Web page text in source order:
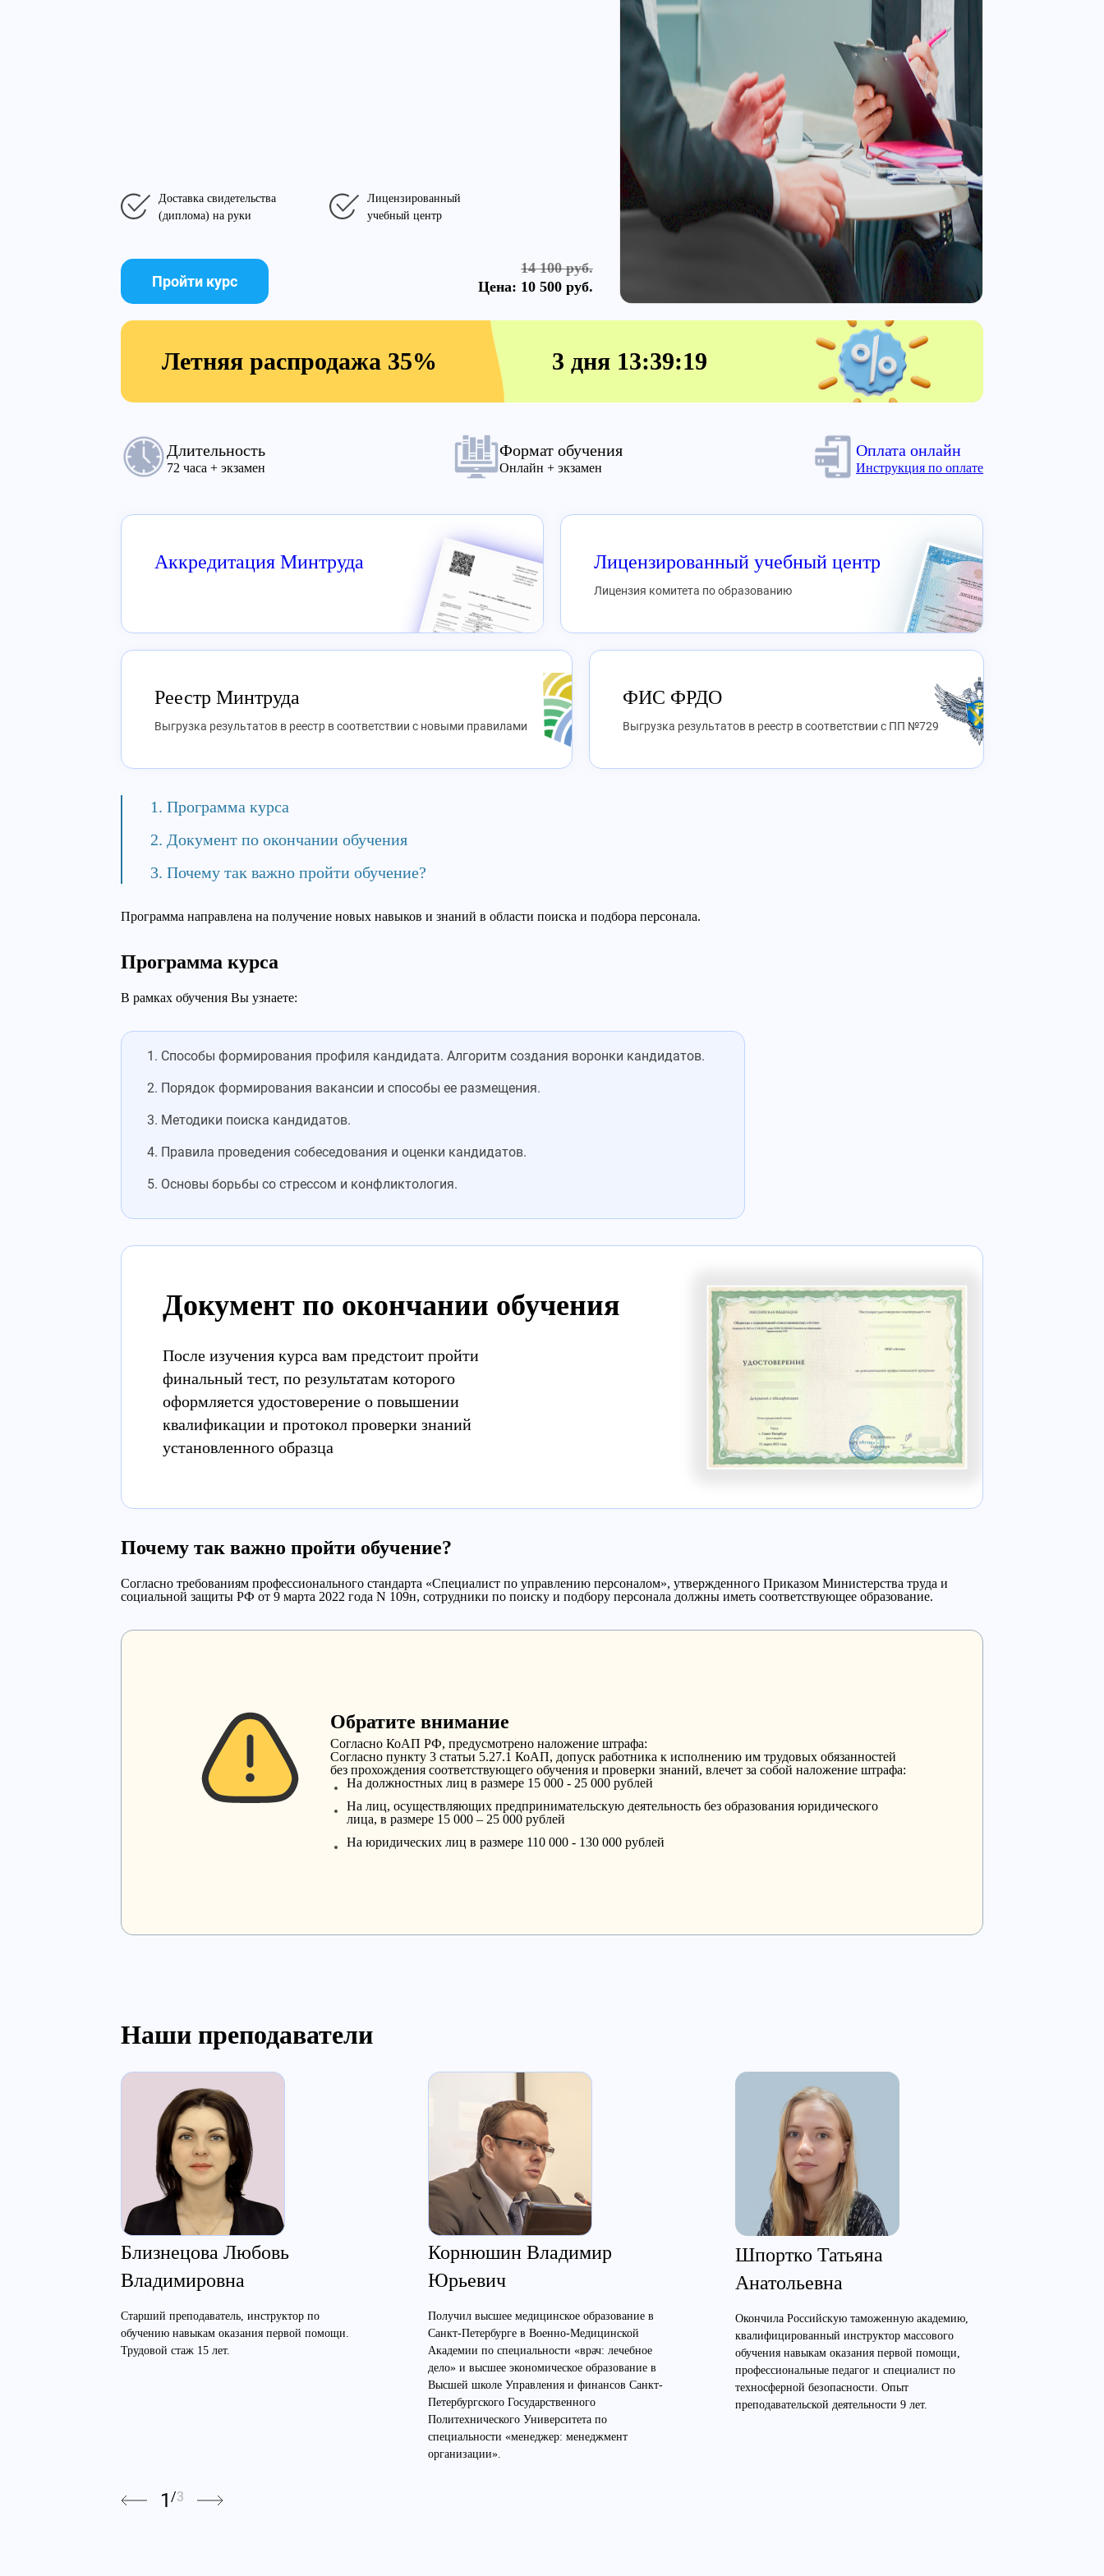
Доставка свидетельства
(диплома) на руки
Лицензированный
учебный центр
14 100 руб.
Цена: 10 500 руб.
Пройти курс
Летняя распродажа 35% 3 дня 13:39:18
Длительность
72 часа + экзамен
Формат обучения
Онлайн + экзамен
Оплата онлайн
Инструкция по оплате
Аккредитация Минтруда Лицензированный учебный центр
Лицензия комитета по образованию
Реестр Минтруда
Выгрузка результатов в реестр в соответствии с новыми правилами
ФИС ФРДО
Выгрузка результатов в реестр в соответствии с ПП №729
Программа курса
Документ по окончании обучения
Почему так важно пройти обучение?
Программа направлена на получение новых навыков и знаний в области поиска и подбора персонала.
Программа курса
В рамках обучения Вы узнаете:
Способы формирования профиля кандидата. Алгоритм создания воронки кандидатов.
Порядок формирования вакансии и способы ее размещения.
Методики поиска кандидатов.
Правила проведения собеседования и оценки кандидатов.
Основы борьбы со стрессом и конфликтология.
Документ по окончании обучения
После изучения курса вам предстоит пройти
финальный тест, по результатам которого
оформляется удостоверение о повышении
квалификации и протокол проверки знаний
установленного образца
Почему так важно пройти обучение?
Согласно требованиям профессионального стандарта «Специалист по управлению персоналом», утвержденного Приказом Министерства труда и
социальной защиты РФ от 9 марта 2022 года N 109н, сотрудники по поиску и подбору персонала должны иметь соответствующее образование.
Обратите внимание
Cогласно КоАП РФ, предусмотрено наложение штрафа:
Согласно пункту 3 статьи 5.27.1 КоАП, допуск работника к исполнению им трудовых обязанностей
без прохождения соответствующего обучения и проверки знаний, влечет за собой наложение штрафа:
На должностных лиц в размере 15 000 - 25 000 рублей
На лиц, осуществляющих предпринимательскую деятельность без образования юридического
лица, в размере 15 000 – 25 000 рублей
На юридических лиц в размере 110 000 - 130 000 рублей
Наши преподаватели
Близнецова Любовь
Владимировна
Старший преподаватель, инструктор по
обучению навыкам оказания первой помощи.
Трудовой стаж 15 лет.
Корнюшин Владимир
Юрьевич
Получил высшее медицинское образование в
Санкт-Петербурге в Военно-Медицинской
Академии по специальности «врач: лечебное
дело» и высшее экономическое образование в
Высшей школе Управления и финансов Санкт-
Петербургского Государственного
Политехнического Университета по
специальности «менеджер: менеджмент
организации».
Шпортко Татьяна
Анатольевна
Окончила Российскую таможенную академию,
квалифицированный инструктор массового
обучения навыкам оказания первой помощи,
профессиональные педагог и специалист по
техносферной безопасности. Опыт
преподавательской деятельности 9 лет.
1 /3